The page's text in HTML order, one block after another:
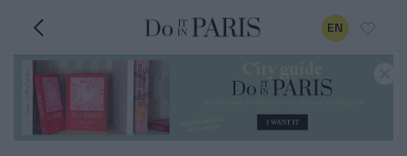
EN